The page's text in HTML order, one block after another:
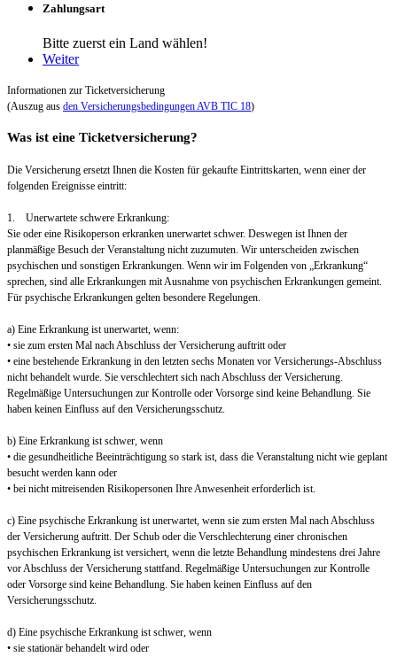
Zahlungsart
Bitte zuerst ein Land wählen!
Weiter
Informationen zur Ticketversicherung
(Auszug aus den Versicherungsbedingungen AVB TIC 18)
Was ist eine Ticketversicherung?
Die Versicherung ersetzt Ihnen die Kosten für gekaufte Eintrittskarten, wenn einer der
folgenden Ereignisse eintritt:
1. Unerwartete schwere Erkrankung:
Sie oder eine Risikoperson erkranken unerwartet schwer. Deswegen ist Ihnen der
planmäßige Besuch der Veranstaltung nicht zuzumuten. Wir unterscheiden zwischen
psychischen und sonstigen Erkrankungen. Wenn wir im Folgenden von „Erkrankung“
sprechen, sind alle Erkrankungen mit Ausnahme von psychischen Erkrankungen gemeint.
Für psychische Erkrankungen gelten besondere Regelungen.
a) Eine Erkrankung ist unerwartet, wenn:
• sie zum ersten Mal nach Abschluss der Versicherung auftritt oder
• eine bestehende Erkrankung in den letzten sechs Monaten vor Versicherungs-Abschluss
nicht behandelt wurde. Sie verschlechtert sich nach Abschluss der Versicherung.
Regelmäßige Untersuchungen zur Kontrolle oder Vorsorge sind keine Behandlung. Sie
haben keinen Einfluss auf den Versicherungsschutz.
b) Eine Erkrankung ist schwer, wenn
• die gesundheitliche Beeinträchtigung so stark ist, dass die Veranstaltung nicht wie geplant
besucht werden kann oder
• bei nicht mitreisenden Risikopersonen Ihre Anwesenheit erforderlich ist.
c) Eine psychische Erkrankung ist unerwartet, wenn sie zum ersten Mal nach Abschluss
der Versicherung auftritt. Der Schub oder die Verschlechterung einer chronischen
psychischen Erkrankung ist versichert, wenn die letzte Behandlung mindestens drei Jahre
vor Abschluss der Versicherung stattfand. Regelmäßige Untersuchungen zur Kontrolle
oder Vorsorge sind keine Behandlung. Sie haben keinen Einfluss auf den
Versicherungsschutz.
d) Eine psychische Erkrankung ist schwer, wenn
• sie stationär behandelt wird oder